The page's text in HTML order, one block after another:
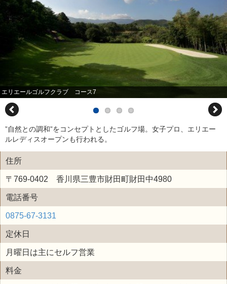
エリエールゴルフクラブ コース7
”自然との調和”をコンセプトとしたゴルフ場。女子プロ、エリエー
ルレディスオープンも行われる。
住所
〒769-0402 香川県三豊市財田町財田中4980
電話番号
0875-67-3131
定休日
月曜日は主にセルフ営業
料金